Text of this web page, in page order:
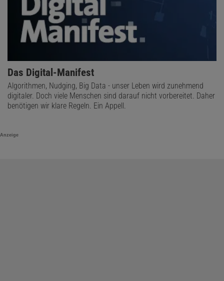
Das Digital-Manifest
Algorithmen, Nudging, Big Data - unser Leben wird zunehmend
digitaler. Doch viele Menschen sind darauf nicht vorbereitet. Daher
benötigen wir klare Regeln. Ein Appell.
Anzeige